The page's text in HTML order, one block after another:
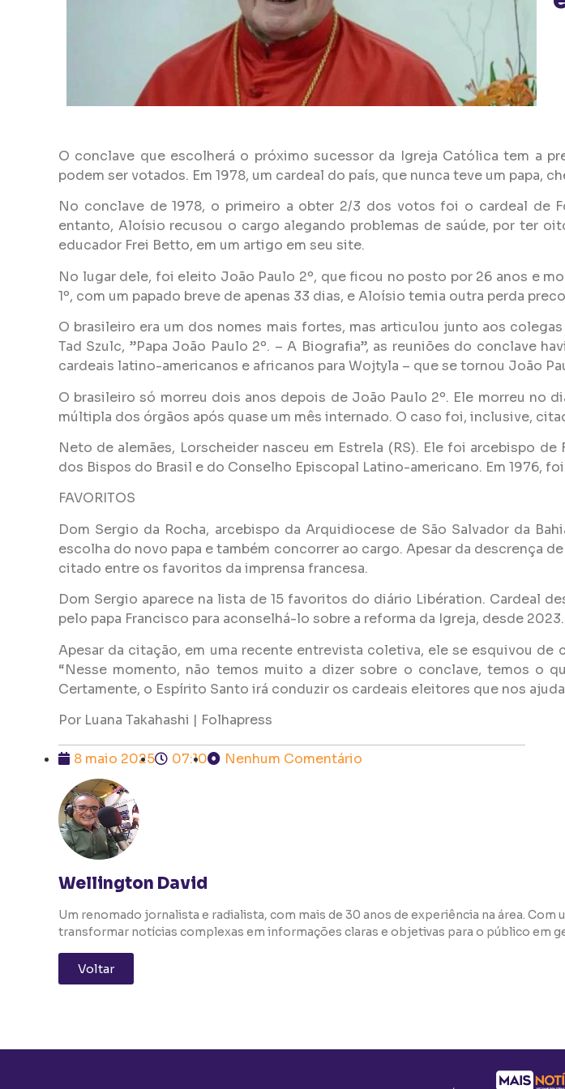
O conclave que escolherá o próximo sucessor da Igreja Católica tem a
podem ser votados. Em 1978, um cardeal do país, que nunca teve um papa,
No conclave de 1978, o primeiro a obter 2/3 dos votos foi o cardeal de
entanto, Aloísio recusou o cargo alegando problemas de saúde, por ter
educador Frei Betto, em um artigo em seu site.
No lugar dele, foi eleito João Paulo 2º, que ficou no posto por 26 anos e
1º, com um papado breve de apenas 33 dias, e Aloísio temia outra perda
O brasileiro era um dos nomes mais fortes, mas articulou junto aos
Tad Szulc, ”Papa João Paulo 2º. – A Biografia”, as reuniões do conclave
cardeais latino-americanos e africanos para Wojtyla – que se tornou João
O brasileiro só morreu dois anos depois de João Paulo 2º. Ele morreu no
múltipla dos órgãos após quase um mês internado. O caso foi, inclusive,
Neto de alemães, Lorscheider nasceu em Estrela (RS). Ele foi arcebispo
dos Bispos do Brasil e do Conselho Episcopal Latino-americano. Em 1976,
FAVORITOS
Dom Sergio da Rocha, arcebispo da Arquidiocese de São Salvador da
escolha do novo papa e também concorrer ao cargo. Apesar da descrença
citado entre os favoritos da imprensa francesa.
Dom Sergio aparece na lista de 15 favoritos do diário Libération. Cardeal
pelo papa Francisco para aconselhá-lo sobre a reforma da Igreja, desde 2023.
Apesar da citação, em uma recente entrevista coletiva, ele se esquivou
“Nesse momento, não temos muito a dizer sobre o conclave, temos o
Certamente, o Espírito Santo irá conduzir os cardeais eleitores que nos
Por Luana Takahashi | Folhapress
8 maio 2025 07:10 Nenhum Comentário
Wellington David
Um renomado jornalista e radialista, com mais de 30 anos de experiência na área.
transformar notícias complexas em informações claras e objetivas para o público em
Voltar